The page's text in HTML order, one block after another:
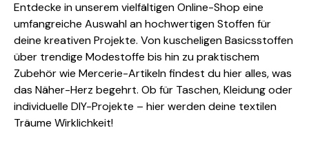
Entdecke in unserem vielfältigen Online-Shop eine
umfangreiche Auswahl an hochwertigen Stoffen für
deine kreativen Projekte. Von kuscheligen Basicsstoffen
über trendige Modestoffe bis hin zu praktischem
Zubehör wie Mercerie-Artikeln findest du hier alles, was
das Näher-Herz begehrt. Ob für Taschen, Kleidung oder
individuelle DIY-Projekte – hier werden deine textilen
Träume Wirklichkeit!